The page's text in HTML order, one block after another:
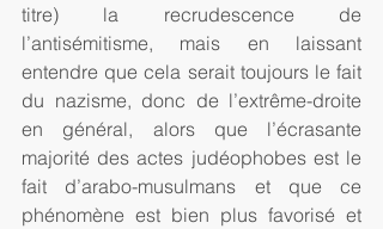
titre) la recrudescence de
l’antisémitisme, mais en laissant
entendre que cela serait toujours le fait
du nazisme, donc de l’extrême-droite
en général, alors que l’écrasante
majorité des actes judéophobes est le
fait d’arabo-musulmans et que ce
phénomène est bien plus favorisé et